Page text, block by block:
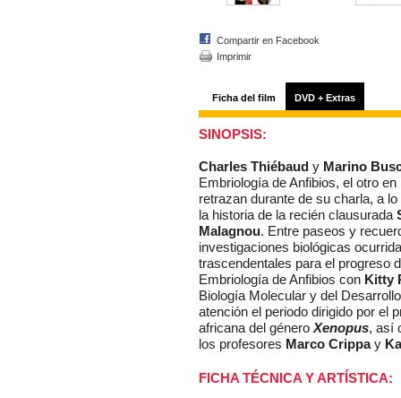
Compartir en Facebook
Imprimir
Ficha del film DVD + Extras
SINOPSIS:
Charles Thiébaud y Marino
Embriología de Anfibios, el otro
retrazan durante de su charla, a
la historia de la recién clausurada
Malagnou. Entre paseos y
investigaciones biológicas
trascendentales para el progreso
Embriología de Anfibios con Kitty
Biología Molecular y del
atención el periodo dirigido por el
africana del género Xenopus, así
los profesores Marco Crippay
FICHA TÉCNICA Y ARTÍSTICA: